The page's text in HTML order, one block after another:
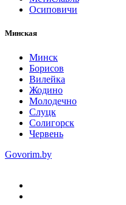
Осиповичи
Минская
Минск
Борисов
Вилейка
Жодино
Молодечно
Слуцк
Солигорск
Червень
Govorim.by